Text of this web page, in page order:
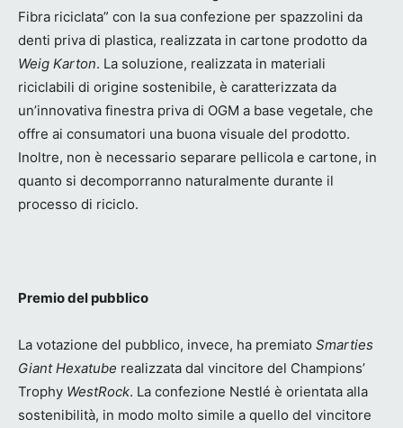
Fibra riciclata” con la sua confezione per spazzolini da
denti priva di plastica, realizzata in cartone prodotto da
Weig Karton. La soluzione, realizzata in materiali
riciclabili di origine sostenibile, è caratterizzata da
un’innovativa finestra priva di OGM a base vegetale, che
offre ai consumatori una buona visuale del prodotto.
Inoltre, non è necessario separare pellicola e cartone, in
quanto si decomporranno naturalmente durante il
processo di riciclo.
Premio del pubblico
La votazione del pubblico, invece, ha premiato Smarties
Giant Hexatube realizzata dal vincitore del Champions’
Trophy WestRock. La confezione Nestlé è orientata alla
sostenibilità, in modo molto simile a quello del vincitore